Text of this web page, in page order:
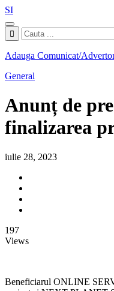
SI
Adauga Comunicat/
General
Anunț de
finalizarea
iulie 28, 2023
197
Views
Beneficiarul ONLINE